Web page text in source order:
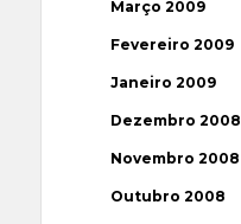
Março 2009
Fevereiro 2009
Janeiro 2009
Dezembro 2008
Novembro 2008
Outubro 2008